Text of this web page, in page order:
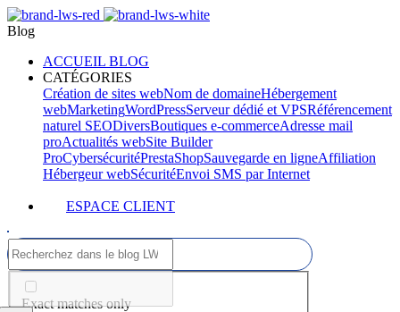
Blog
ACCUEIL BLOG
CATÉGORIES
Création de sites webNom de domaineHébergement
webMarketingWordPressServeur dédié et VPSRéférencement
naturel SEODiversBoutiques e-commerceAdresse mail
proActualités webSite Builder
ProCybersécuritéPrestaShopSauvegarde en ligneAffiliation
Hébergeur webSécuritéEnvoi SMS par Internet
ESPACE CLIENT
Exact matches only